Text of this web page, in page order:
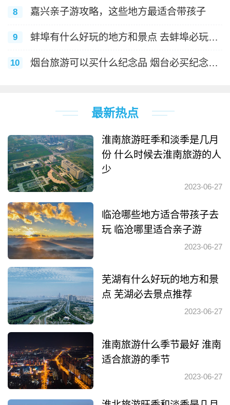
8 嘉兴亲子游攻略，这些地方最适合带孩子
9
蚌埠有什么好玩的地方和景点 去蚌埠必玩的
10
烟台旅游可以买什么纪念品 烟台必买纪念品
最新热点
淮南旅游旺季和淡季是几月
份 什么时候去淮南旅游的人
少
2023-06-27
临沧哪些地方适合带孩子去
玩 临沧哪里适合亲子游
2023-06-27
芜湖有什么好玩的地方和景
点 芜湖必去景点推荐
2023-06-27
淮南旅游什么季节最好 淮南
适合旅游的季节
2023-06-27